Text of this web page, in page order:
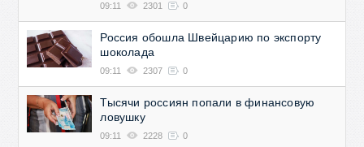
09:11 2301 0
Россия обошла Швейцарию по экспорту
шоколада
09:11 2307 0
Тысячи россиян попали в финансовую
ловушку
09:11 2228 0